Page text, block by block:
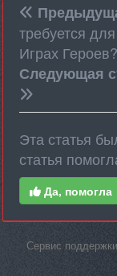
требуется
Играх Героев?
Следующая
Эта статья
статья
Да, помогла
Сервис